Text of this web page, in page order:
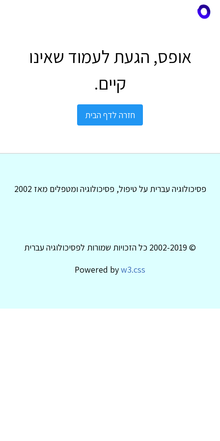
אופס, הגעת לעמוד שאינו
קיים.
חזרה לדף הבית
פסיכולוגיה עברית על טיפול, פסיכולוגיה ומטפלים מאז 2002
© 2002-2019 כל הזכויות שמורות לפסיכולוגיה עברית
Powered byw3.css